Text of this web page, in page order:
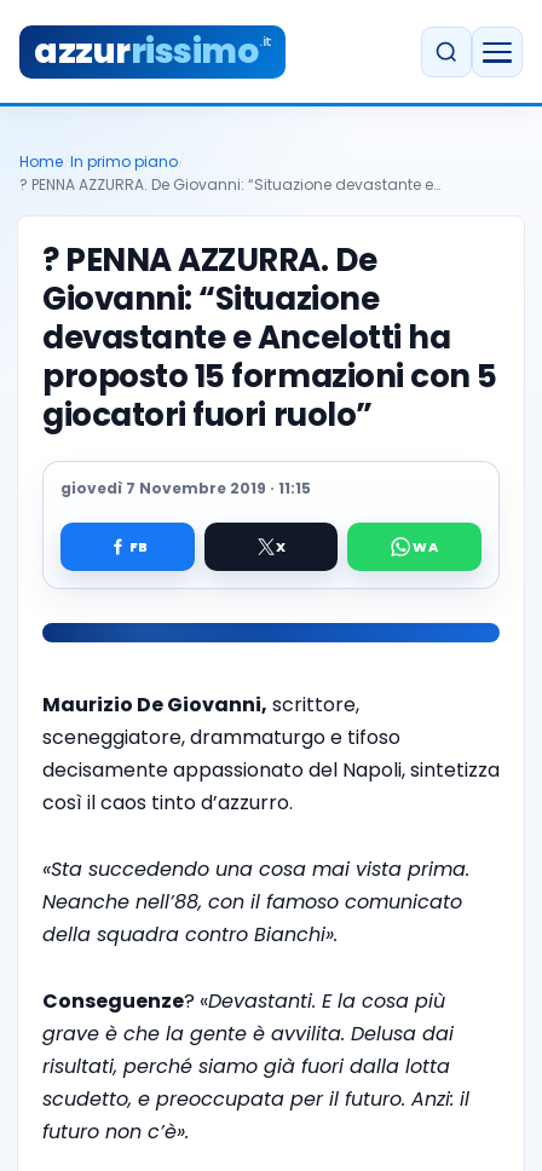
azzurrissimo.it
Home In primo piano
? PENNA AZZURRA. De Giovanni: “Situazione devastante e…
? PENNA AZZURRA. De
Giovanni: “Situazione
devastante e Ancelotti ha
proposto 15 formazioni con 5
giocatori fuori ruolo”
giovedì 7 Novembre 2019 · 11:15
Maurizio De Giovanni, scrittore,
sceneggiatore, drammaturgo e tifoso
decisamente appassionato del Napoli, sintetizza
così il caos tinto d’azzurro.
«Sta succedendo una cosa mai vista prima.
Neanche nell’88, con il famoso comunicato
della squadra contro Bianchi».
Conseguenze? «Devastanti. E la cosa più
grave è che la gente è avvilita. Delusa dai
risultati, perché siamo già fuori dalla lotta
scudetto, e preoccupata per il futuro. Anzi: il
futuro non c’è».